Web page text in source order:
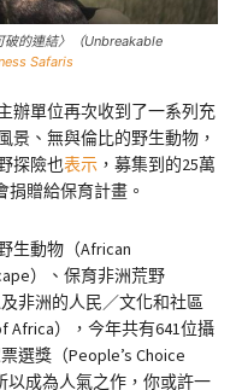
破的連結〉（Unbreakable
Safaris
辦單位再次收到了一系列充
景、無與倫比的野生動物，
探險也表示 ，募集到的25萬
捐贈給保育計畫。
生動物（African
）、保育非洲荒野
及非洲的人民／文化和社區
Africa），今年共有641位攝
選獎（People’s Choice
以成為人氣之作，你或許一